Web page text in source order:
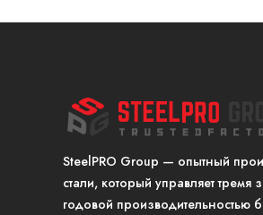
SteelPRO Group — опытный
стали, который управляет тремя
годовой производительностью